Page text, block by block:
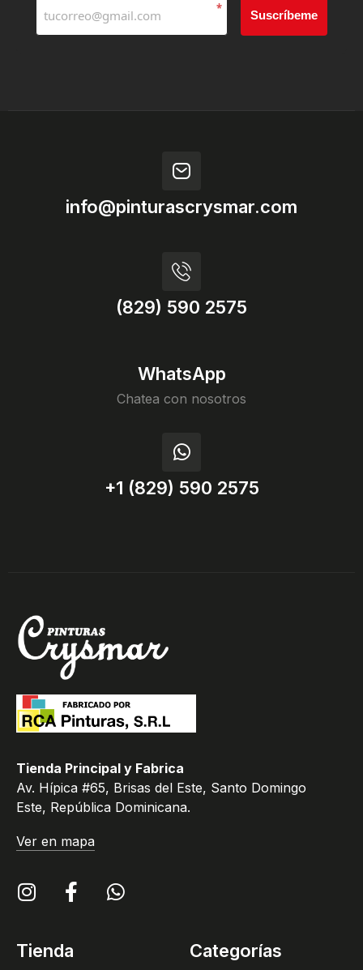
* Suscríbeme
info@pinturascrysmar.com
(829) 590 2575
WhatsApp
Chatea con nosotros
+1 (829) 590 2575
Tienda Principal y Fabrica
Av. Hípica #65, Brisas del Este, Santo Domingo
Este, República Dominicana.
Ver en mapa
Tienda Categorías